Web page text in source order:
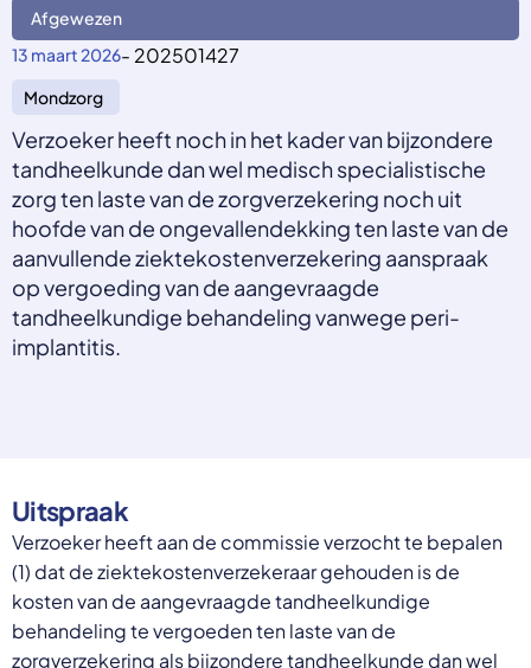
Geen zorgverzekering
Schrap de opslag op de zorgpremie voor mensen die
niet kunnen betalen en bied proactieve
ondersteuning, zoals automatische zorgtoeslag. Zo
voorkomt de overheid schulden, vermindert stress
en blijft noodzakelijke zorg toegankelijk.
Lees meer
Over SKGZ
Nieuws
Casussen
Vacatures
Contact
Select a language
Nederlands
English
Deutsch
Polski
Afgewezen
13 maart 2026- 202501427
Mondzorg
Verzoeker heeft noch in het kader van bijzondere
tandheelkunde dan wel medisch specialistische
zorg ten laste van de zorgverzekering noch uit
hoofde van de ongevallendekking ten laste van de
aanvullende ziektekostenverzekering aanspraak
op vergoeding van de aangevraagde
tandheelkundige behandeling vanwege peri-
implantitis.
Uitspraak
Verzoeker heeft aan de commissie verzocht te bepalen
(1) dat de ziektekostenverzekeraar gehouden is de
kosten van de aangevraagde tandheelkundige
behandeling te vergoeden ten laste van de
zorgverzekering als bijzondere tandheelkunde dan wel